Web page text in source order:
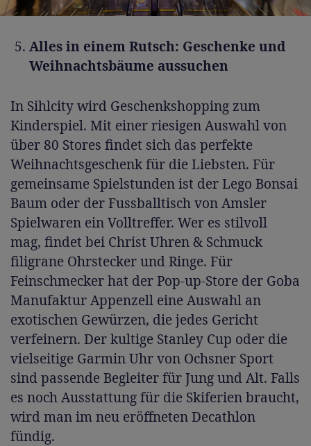
Alles in einem Rutsch: Geschenke und
Weihnachtsbäume aussuchen
In Sihlcity wird Geschenkshopping zum
Kinderspiel. Mit einer riesigen Auswahl von
über 80 Stores findet sich das perfekte
Weihnachtsgeschenk für die Liebsten. Für
gemeinsame Spielstunden ist der Lego Bonsai
Baum oder der Fussballtisch von Amsler
Spielwaren ein Volltreffer. Wer es stilvoll
mag, findet bei Christ Uhren & Schmuck
filigrane Ohrstecker und Ringe. Für
Feinschmecker hat der Pop-up-Store der Goba
Manufaktur Appenzell eine Auswahl an
exotischen Gewürzen, die jedes Gericht
verfeinern. Der kultige Stanley Cup oder die
vielseitige Garmin Uhr von Ochsner Sport
sind passende Begleiter für Jung und Alt. Falls
es noch Ausstattung für die Skiferien braucht,
wird man im neu eröffneten Decathlon
fündig.